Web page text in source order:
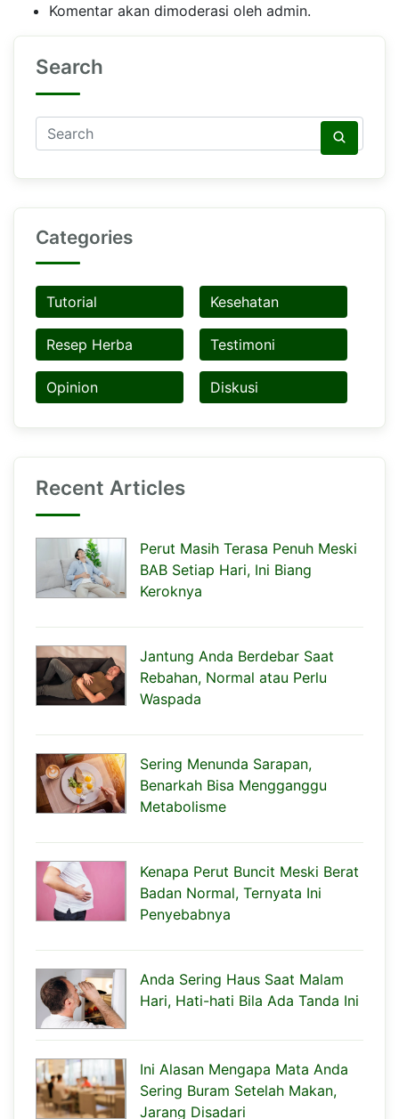
Komentar akan dimoderasi oleh admin.
Search
Categories
Tutorial Kesehatan
Resep Herba Testimoni
Opinion Diskusi
Recent Articles
Perut Masih Terasa Penuh Meski
BAB Setiap Hari, Ini Biang
Keroknya
Jantung Anda Berdebar Saat
Rebahan, Normal atau Perlu
Waspada
Sering Menunda Sarapan,
Benarkah Bisa Mengganggu
Metabolisme
Kenapa Perut Buncit Meski Berat
Badan Normal, Ternyata Ini
Penyebabnya
Anda Sering Haus Saat Malam
Hari, Hati-hati Bila Ada Tanda Ini
Ini Alasan Mengapa Mata Anda
Sering Buram Setelah Makan,
Jarang Disadari